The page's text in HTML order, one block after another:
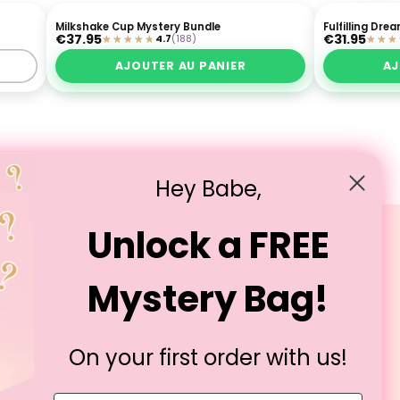
look.
et radieuse.
stéarate de glycéryle, niacinamide,
peut contenir (+/-) : oxyde de fer rouge (CI
ONLINE EXCLUSIVE
Milkshake Cup Mystery Bundle
€37.95 4.7(188)
AJOUTER AU PANIER
Fulfilling
€31.95
Juridique
Conditions générales
politique de confidentialité
Politique en matière de cookies
Hey Babe,
Unlock a FREE
Mystery Bag!
On your first order with us!